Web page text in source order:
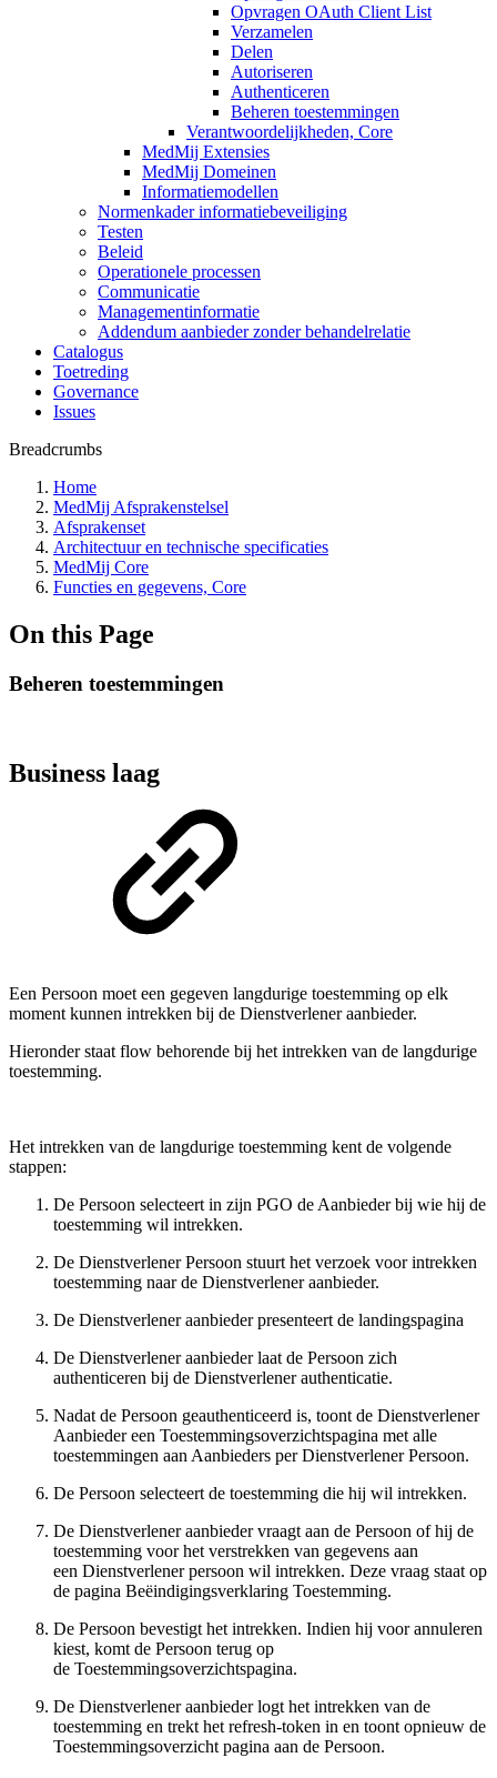
Opvragen OAuth Client List
Verzamelen
Delen
Autoriseren
Authenticeren
Beheren toestemmingen
Verantwoordelijkheden, Core
MedMij Extensies
MedMij Domeinen
Informatiemodellen
Normenkader informatiebeveiliging
Testen
Beleid
Operationele processen
Communicatie
Managementinformatie
Addendum aanbieder zonder behandelrelatie
Catalogus
Toetreding
Governance
Issues
Breadcrumbs
Home
MedMij Afsprakenstelsel
Afsprakenset
Architectuur en technische specificaties
MedMij Core
Functies en gegevens, Core
On this Page
Beheren toestemmingen
Business laag
Een Persoon moet een gegeven langdurige toestemming op elk
moment kunnen intrekken bij de Dienstverlener aanbieder.
Hieronder staat flow behorende bij het intrekken van de langdurige
toestemming.
Het intrekken van de langdurige toestemming kent de volgende
stappen:
De Persoon selecteert in zijn PGO de Aanbieder bij wie hij de
toestemming wil intrekken.
De Dienstverlener Persoon stuurt het verzoek voor intrekken
toestemming naar de Dienstverlener aanbieder.
De Dienstverlener aanbieder presenteert de landingspagina
De Dienstverlener aanbieder laat de Persoon zich
authenticeren bij de Dienstverlener authenticatie.
Nadat de Persoon geauthenticeerd is, toont de Dienstverlener
Aanbieder een Toestemmingsoverzichtspagina met alle
toestemmingen aan Aanbieders per Dienstverlener Persoon.
De Persoon selecteert de toestemming die hij wil intrekken.
De Dienstverlener aanbieder vraagt aan de Persoon of hij de
toestemming voor het verstrekken van gegevens aan
een Dienstverlener persoon wil intrekken. Deze vraag staat op
de pagina Beëindigingsverklaring Toestemming.
De Persoon bevestigt het intrekken. Indien hij voor annuleren
kiest, komt de Persoon terug op
de Toestemmingsoverzichtspagina.
De Dienstverlener aanbieder logt het intrekken van de
toestemming en trekt het refresh-token in en toont opnieuw de
Toestemmingsoverzicht pagina aan de Persoon.